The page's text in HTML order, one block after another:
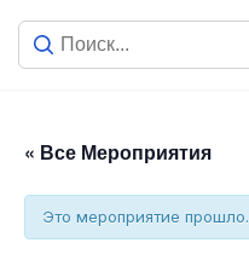
« Все Мероприятия
Это мероприятие прошло.